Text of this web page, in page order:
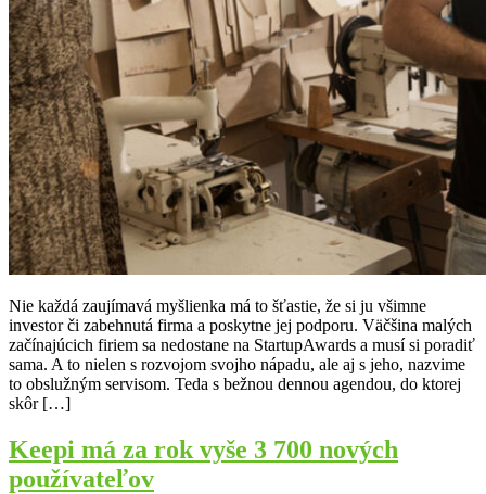
Nie každá zaujímavá myšlienka má to šťastie, že si ju všimne
investor či zabehnutá firma a poskytne jej podporu. Väčšina malých
začínajúcich firiem sa nedostane na StartupAwards a musí si poradiť
sama. A to nielen s rozvojom svojho nápadu, ale aj s jeho, nazvime
to obslužným servisom. Teda s bežnou dennou agendou, do ktorej
skôr […]
Keepi má za rok vyše 3 700 nových
používateľov